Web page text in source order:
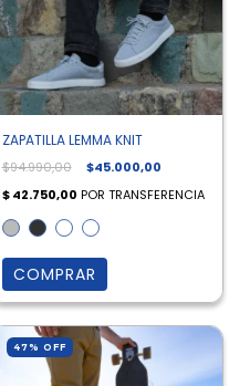
ZAPATILLA LEMMA KNIT
$94.990,00 $45.000,00
COMPRAR
47% OFF